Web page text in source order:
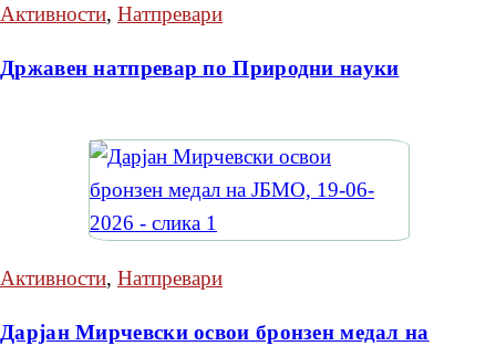
Активности, Натпревари
Државен натпревар по Природни науки
Активности, Натпревари
Дарјан Мирчевски освои бронзен медал на